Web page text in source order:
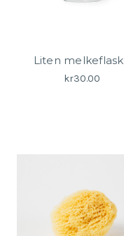
Liten
kr30.00